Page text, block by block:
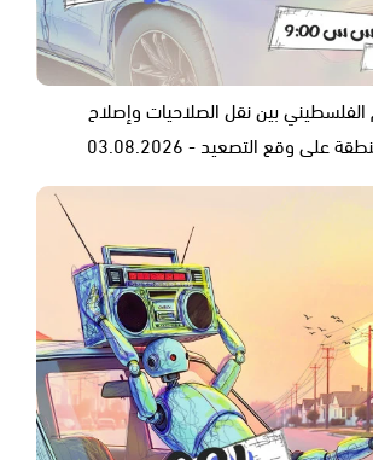
الفلسطيني بين نقل الصلاحيات وإصلاح
وقع التصعيد - 03.08.2026